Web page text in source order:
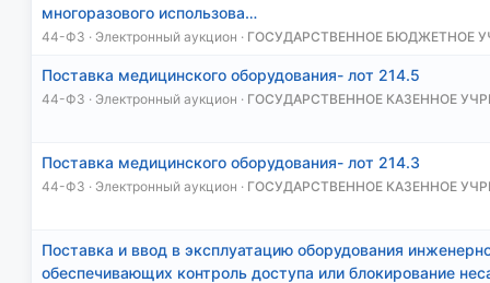
многоразового использова…
44-ФЗ · Электронный аукцион · ГОСУДАРСТВЕННОЕ БЮДЖЕТНОЕ
Поставка медицинского оборудования- лот 214.5
44-ФЗ · Электронный аукцион · ГОСУДАРСТВЕННОЕ КАЗЕННОЕ
Поставка медицинского оборудования- лот 214.3
44-ФЗ · Электронный аукцион · ГОСУДАРСТВЕННОЕ КАЗЕННОЕ
Поставка и ввод в эксплуатацию оборудования
обеспечивающих контроль доступа или блокирование